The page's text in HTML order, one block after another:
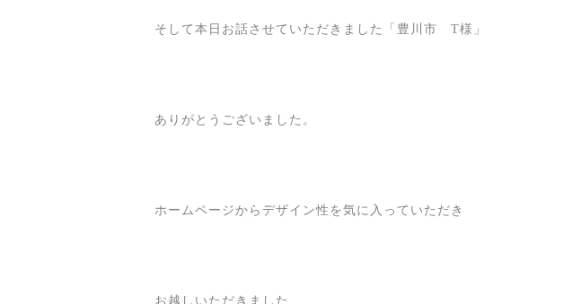
そして本日お話させていただきました「豊川市 T様」
ありがとうございました。
ホームページからデザイン性を気に入っていただき
お越しいただきました